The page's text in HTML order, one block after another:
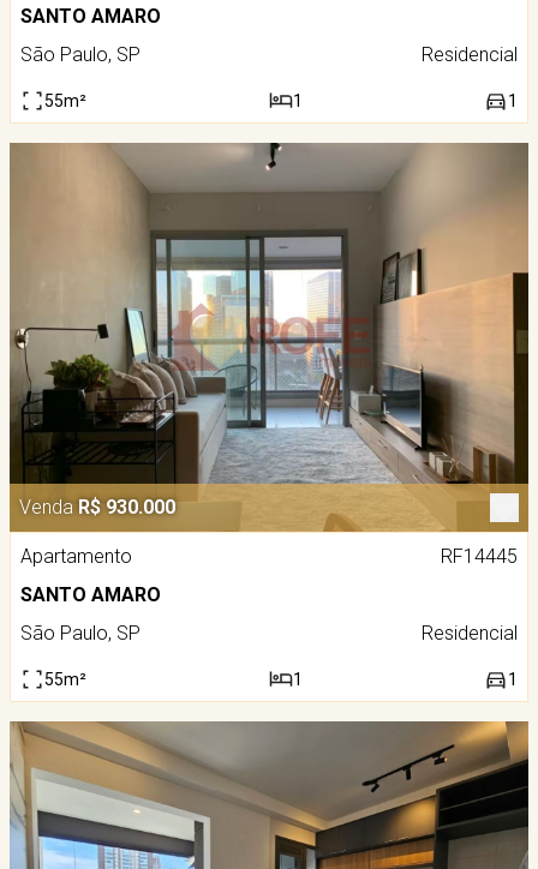
SANTO AMARO
São Paulo, SP
Residencial
55m² 1 1
Venda R$ 930.000
Apartamento
RF14445
SANTO AMARO
São Paulo, SP
Residencial
55m² 1 1